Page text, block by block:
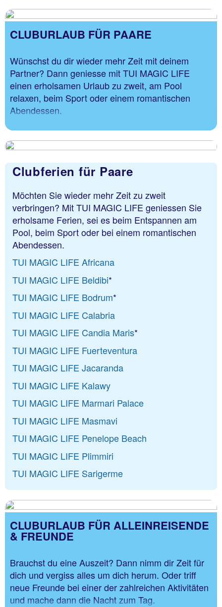
CLUBURLAUB FÜR PAARE
Wünschst du dir wieder mehr Zeit mit deinem
Partner? Dann geniesse mit TUI MAGIC LIFE
einen erholsamen Urlaub zu zweit, am Pool
relaxen, beim Sport oder einem romantischen
Abendessen.
TUI MAGIC LIFE Africana
TUI MAGIC LIFE Beldibi*
TUI MAGIC LIFE Bodrum*
TUI MAGIC LIFE Calabria
TUI MAGIC LIFE Candia Maris*
TUI MAGIC LIFE Fuerteventura
TUI MAGIC LIFE Jacaranda
TUI MAGIC LIFE Kalawy
TUI MAGIC LIFE Marmari Palace
TUI MAGIC LIFE Masmavi
TUI MAGIC LIFE Penelope Beach
TUI MAGIC LIFE Plimmiri
TUI MAGIC LIFE Redsina Sharm el Sheikh
TUI MAGIC LIFE Sarigerme
*für Gäste ab 16 Jahren
Clubferien für Paare
Möchten Sie wieder mehr Zeit zu zweit
verbringen? Mit TUI MAGIC LIFE geniessen Sie
erholsame Ferien, sei es beim Entspannen am
Pool, beim Sport oder bei einem romantischen
Abendessen.
TUI MAGIC LIFE Africana
TUI MAGIC LIFE Beldibi*
TUI MAGIC LIFE Bodrum*
TUI MAGIC LIFE Calabria
TUI MAGIC LIFE Candia Maris*
TUI MAGIC LIFE Fuerteventura
TUI MAGIC LIFE Jacaranda
TUI MAGIC LIFE Kalawy
TUI MAGIC LIFE Marmari Palace
TUI MAGIC LIFE Masmavi
TUI MAGIC LIFE Penelope Beach
TUI MAGIC LIFE Plimmiri
TUI MAGIC LIFE Sarigerme
CLUBURLAUB FÜR ALLEINREISENDE
& FREUNDE
Brauchst du eine Auszeit? Dann nimm dir Zeit für
dich und vergiss alles um dich herum. Oder triff
neue Freunde bei einer der zahlreichen Aktivitäten
und mache dann die Nacht zum Tag.